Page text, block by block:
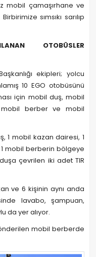
mobil çamaşırhane ve
sımsıkı sarılıp
OTOBÜSLER
ekipleri; yolcu
10 EGO otobüsünü
için mobil duş, mobil
berber ve mobil
1 mobil kazan dairesi, 1
mobil berberin bölgeye
çevrilen iki adet TIR
ve 6 kişinin aynı anda
lavabo, şampuan,
da yer alıyor.
mobil berberde